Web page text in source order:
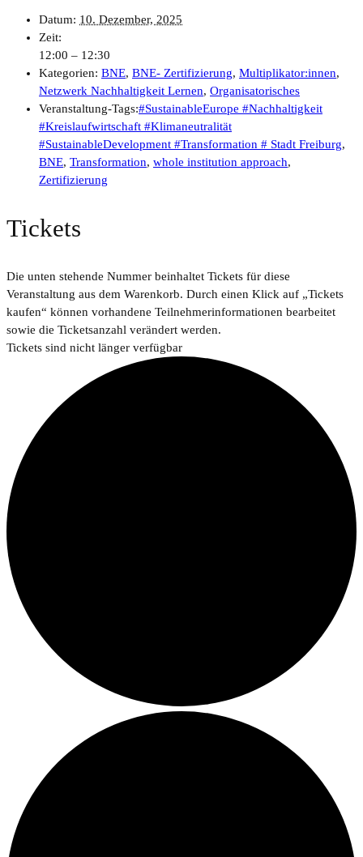
Datum: 10. Dezember, 2025
Zeit:
12:00 – 12:30
Kategorien: BNE, BNE- Zertifizierung, Multiplikator:innen,
Netzwerk Nachhaltigkeit Lernen, Organisatorisches
Veranstaltung-Tags:#SustainableEurope #Nachhaltigkeit
#Kreislaufwirtschaft #Klimaneutralität
#SustainableDevelopment #Transformation # Stadt Freiburg,
BNE, Transformation, whole institution approach,
Zertifizierung
Tickets
Die unten stehende Nummer beinhaltet Tickets für diese
Veranstaltung aus dem Warenkorb. Durch einen Klick auf „Tickets
kaufen“ können vorhandene Teilnehmerinformationen bearbeitet
sowie die Ticketsanzahl verändert werden.
Tickets sind nicht länger verfügbar